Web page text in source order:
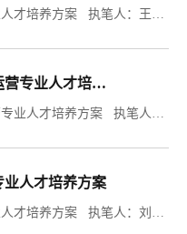
金融与财务管理微专业人才培养方案 执笔人：王娟 校对人： 罗四维一、专业简介金融与财务管理微专业由财政金融学院与会计学院联合开设，聚焦“四新”建设背景下新技术、新产业、新业态、新模式对复合型人才的需求，融合金融与财务管理核心知识，突出学科交叉创新。依托两学院在金融、会计领域的学科优势，本微专业旨在培养既掌握扎实金融与财务管理基础，又具备运用智能技术解决实际问题能力的复合型人才，满足学生个性化成长及行业对跨领域人才的需求。...
企业数字化转型与运营专业人才培养方案
企业数字化转型与运营专业人才培养方案 执笔人：周坤霖，郭攀 校对人：梁辉煌 一、专业简介为响应数字经济时代国家战略与产业升级需求，本微专业深度融合互联网、大数据、人工智能等前沿技术与工商管理核心理论（物流/供应链/营销），依托工商管理学院优势学科资源，构建“管理+技术+实战”三位一体 的跨学科培养体系。聚焦企业运营模式的系统性变革，通过 分层递进式课程群（覆盖战略规划、工具应用、场景实践及2周综合实训）...
业人才培养方案
人工智能技术应用专业人才培养方案 执笔人：刘兴庭 校对人：黄国华 一、专业简介人工智能应用技术微专业聚焦人工智能技术在文科领域的落地应用，以“技术赋能文科”为核心定位，旨在培养具备跨学科知识与技能的复合型人才。通过系统学习，学生将掌握人工智能核心应用技术（如大模型操作、数据可视化工具、智能分析平台等），并能够将这些技术与经济、财政、管理等文科专业知识结合，解决实际问题。本微专业注重实践能力培养，...